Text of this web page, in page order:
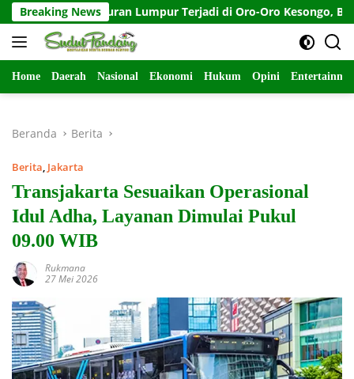
Langsung
ke
konten
Breaking News
Semburan Lumpur Terjadi di Oro-Oro Kesongo, Blora-Jateng
Home Daerah Nasional Ekonomi Hukum Opini
Beranda Berita
Berita, Jakarta
Transjakarta Sesuaikan Operasional
Idul Adha, Layanan Dimulai Pukul
09.00 WIB
Rukmana
27 Mei 2026